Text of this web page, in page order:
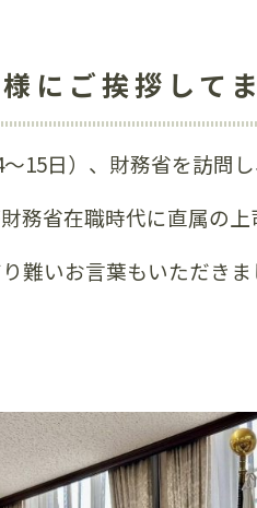
にご挨拶して
15日）、財務省を訪問
務省在職時代に直属の
難いお言葉もいただき